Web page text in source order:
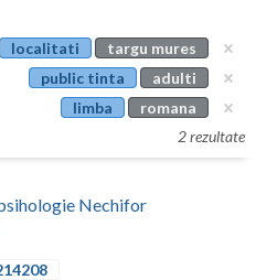
localitati
targu mures
public tinta
adulti
limba
romana
2 rezultate
Nechifor